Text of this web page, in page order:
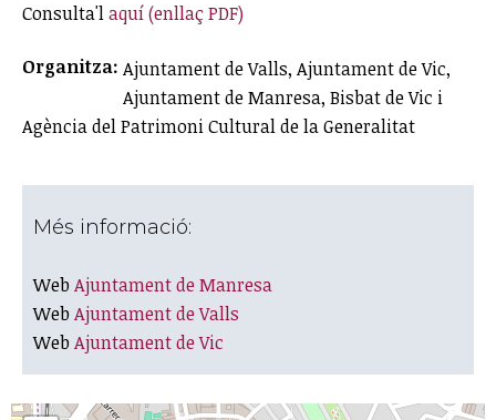
Consulta'laquí (enllaç PDF)
Organitza: Ajuntament de Valls, Ajuntament de Vic,
Ajuntament de Manresa, Bisbat de Vic i
Agència del Patrimoni Cultural de la Generalitat
Més informació:
Web Ajuntament de Manresa
Web Ajuntament de Valls
Web Ajuntament de Vic